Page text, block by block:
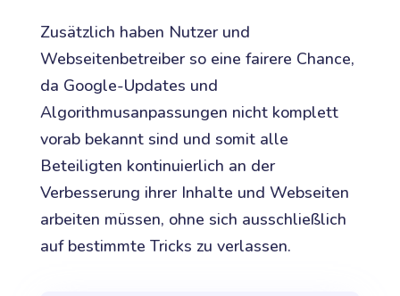
Zusätzlich haben Nutzer und
Webseitenbetreiber so eine fairere Chance,
da Google-Updates und
Algorithmusanpassungen nicht komplett
vorab bekannt sind und somit alle
Beteiligten kontinuierlich an der
Verbesserung ihrer Inhalte und Webseiten
arbeiten müssen, ohne sich ausschließlich
auf bestimmte Tricks zu verlassen.